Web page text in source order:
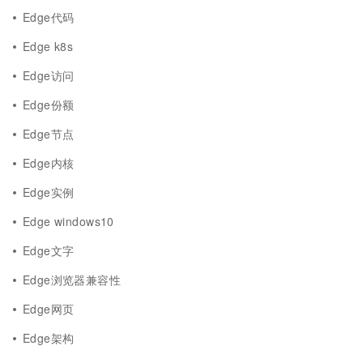
Edge代码
Edge k8s
Edge访问
Edge份额
Edge节点
Edge内核
Edge实例
Edge windows10
Edge文字
Edge浏览器兼容性
Edge网页
Edge架构